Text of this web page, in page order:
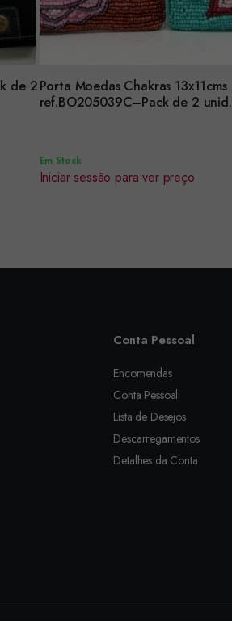
de 2Porta Moedas Chakras 13x11cms
ref.BO205039C–Pack de 2 unid.
Encomendar
Em Stock
Iniciar sessão para ver preço
Conta Pessoal
Encomendas
Conta Pessoal
Lista de Desejos
Descarregamentos
Detalhes da Conta